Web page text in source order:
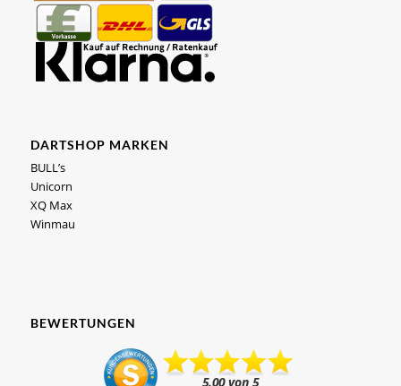
DARTSHOP MARKEN
BULL’s
Unicorn
XQ Max
Winmau
BEWERTUNGEN